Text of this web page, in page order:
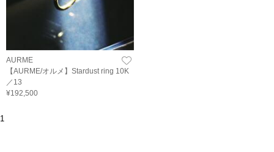
AURME
【AURME/オルメ】Stardust ring 10K
／13
¥192,500
1